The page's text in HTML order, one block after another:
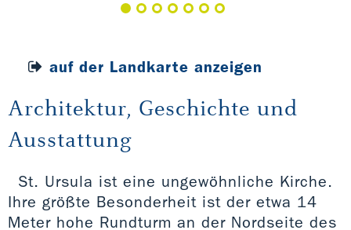
auf der Landkarte anzeigen
Architektur, Geschichte und
Ausstattung
St. Ursula ist eine ungewöhnliche Kirche.
Ihre größte Besonderheit ist der etwa 14
Meter hohe Rundturm an der Nordseite des